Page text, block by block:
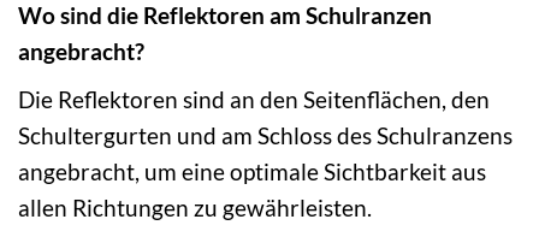
Wo sind die Reflektoren am Schulranzen
angebracht?
Die Reflektoren sind an den Seitenflächen, den
Schultergurten und am Schloss des Schulranzens
angebracht, um eine optimale Sichtbarkeit aus
allen Richtungen zu gewährleisten.